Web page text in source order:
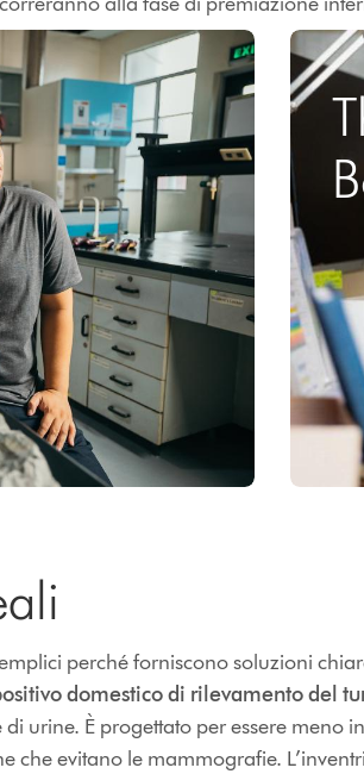
perché forniscono soluzioni
domestico di rilevamento del
urine. È progettato per essere meno
che evitano le mammografie.